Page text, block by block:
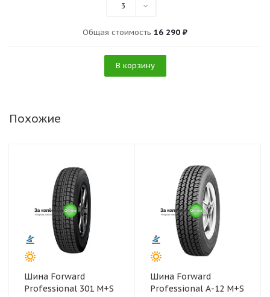
3
Общая стоимость 16 290 ₽
В корзину
Похожие
Шина Forward
Professional 301 M+S
Шина Forward
Professional А-12 M+S